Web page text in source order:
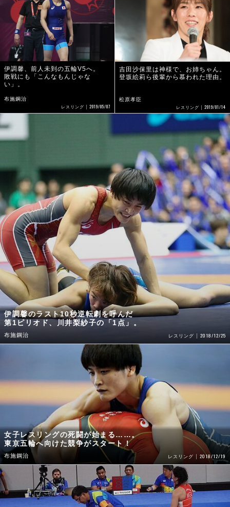
伊調馨、前人未到の五輪V5へ。
敗戦にも「こんなもんじゃな
い」。
布施鋼治
レスリング 2019/05/07
吉田沙保里は神様で、お姉ちゃん。
登坂絵莉ら後輩から慕われた理由。
松原孝臣
レスリング 2019/01/14
伊調馨のラスト10秒逆転劇を呼んだ
第1ピリオド、川井梨紗子の「1点」。
布施鋼治 レスリング 2018/12/25
女子レスリングの死闘が始まる……。
東京五輪へ向けた競争がスタート！
布施鋼治 レスリング 2018/12/19